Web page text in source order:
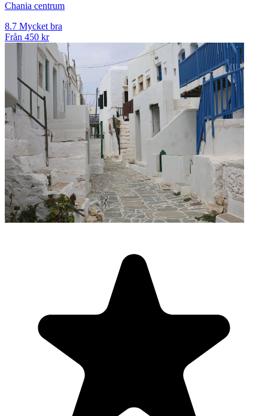
Chania centrum
8.7 Mycket bra
Från 450 kr